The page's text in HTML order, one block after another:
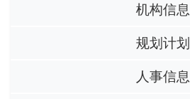
机构信息
规划计划
人事信息